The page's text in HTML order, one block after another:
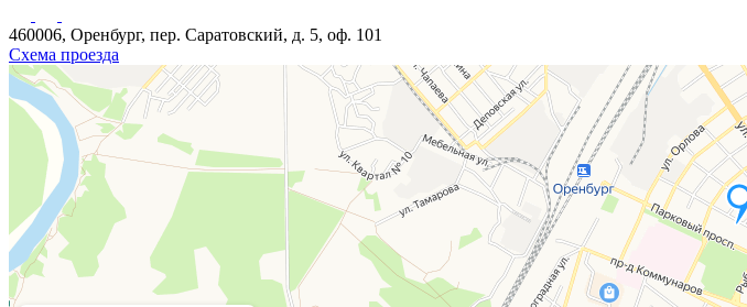
460006, Оренбург, пер. Саратовский, д. 5, оф. 101
Схема проезда